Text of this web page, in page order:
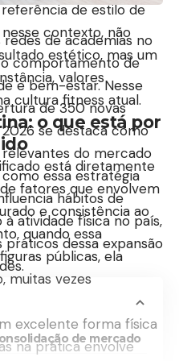
de estilo de
contexto, não
estético, mas um
valores
cultura fitness atual.
o que está por
está diretamente
fatores que envolvem
e consistência ao
quando essa
públicas, ela
muitas vezes
excelente forma física
na prática envolve
de academias no
comportamento de
e bem-estar. Nesse
de 350 novas
se destaca como
do mercado
essa estratégia
hábitos de
atividade física no país,
dessa expansão
de mercado